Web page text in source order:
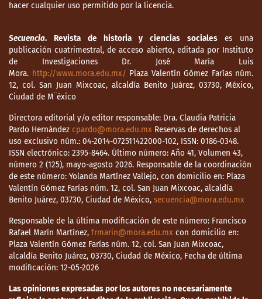
hacer cualquier uso permitido por la licencia.
Secuencia. Revista de historia y ciencias socialeses una
publicación cuatrimestral, de acceso abierto, editada por Instituto
de Investigaciones Dr. José María Luis
Mora. http://www.mora.edu.mx/ Plaza Valentín Gómez Farías núm.
12, col. San Juan Mixcoac, alcaldía Benito Juárez, 03730, México,
Ciudad de M¨éxico
Directora editorial y/o editor responsable: Dra. Claudia Patricia
Pardo Hernández cpardo@mora.edu.mx Reservas de derechos al
uso exclusivo núm.: 04-2014-072511422000-102, ISSN: 0186-0348.
ISSN electrónico: 2395-8464. Último número: Año 41, Volumen 43,
número 2 (125), mayo-agosto 2026. Responsable de la coordinación
de este número: Yolanda Martínez Vallejo, con domicilio en: Plaza
Valentín Gómez Farías núm. 12, col. San Juan Mixcoac, alcaldía
Benito Juárez, 03730, Ciudad de México, secuencia@mora.edu.mx
Responsable de la última modificación de este número: Francisco
Rafael Marín Martínez, frmarin@mora.edu.mx con domicilio en:
Plaza Valentín Gómez Farías núm. 12, col. San Juan Mixcoac,
alcaldía Benito Juárez, 03730, Ciudad de México, Fecha de última
modificación: 12-05-2026
Las opiniones expresadas por los autores no necesariamente